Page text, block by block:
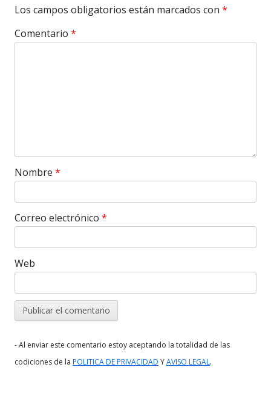
Los campos obligatorios están marcados con *
Comentario *
Nombre *
Correo electrónico *
Web
- Al enviar este comentario estoy aceptando la totalidad de las
codiciones de la POLITICA DE PRIVACIDAD YAVISO LEGAL.